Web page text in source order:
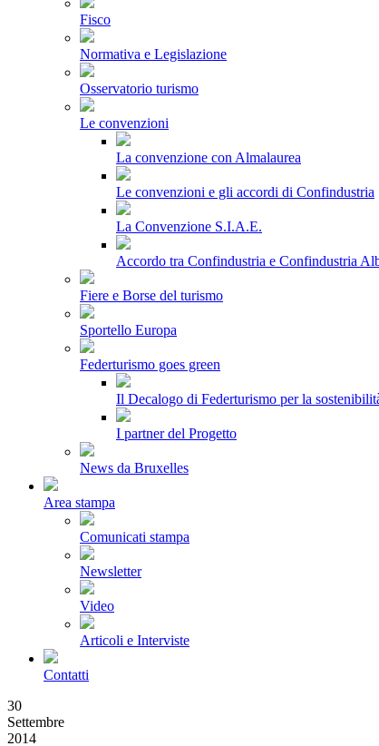
Fisco
Normativa e Legislazione
Osservatorio turismo
Le convenzioni
La convenzione con Almalaurea
Le convenzioni e gli accordi di Confindustria
La Convenzione S.I.A.E.
Accordo tra Confindustria e Confindustria
Fiere e Borse del turismo
Sportello Europa
Federturismo goes green
Il Decalogo di Federturismo per la
I partner del Progetto
News da Bruxelles
Area stampa
Comunicati stampa
Newsletter
Video
Articoli e Interviste
Contatti
30
Settembre
2014